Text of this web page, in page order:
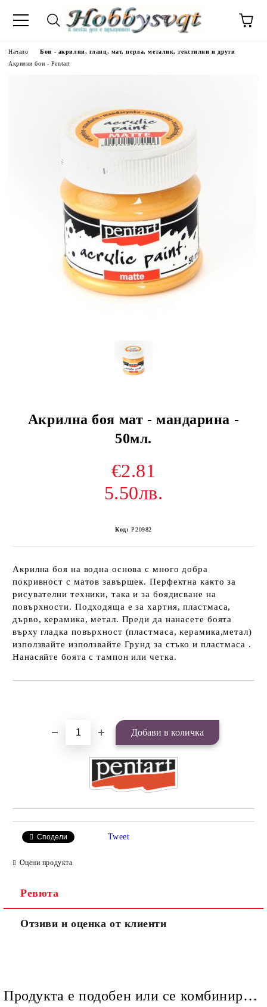
Начало
Бои - акрилни, гланц, мат, перла, металик, текстилни и други
Акрилни бои - Pentart
Акрилна боя мат - мандарина -
50мл.
€2.81
5.50лв.
Код: P20982
Акрилна боя на водна основа с много добра
покривност с матов завършек. Перфектна както за
рисувателни техники, така и за боядисване на
повърхности. Подходяща е за хартия, пластмаса,
дърво, керамика, метал. Преди да нанасете боята
върху гладка повърхност (пластмаса, керамика,метал)
използвайте използвайте Грунд за стъко и пластмаса .
Нанасяйте боята с тампон или четка.
Сподели Tweet
Оцени продукта
Ревюта
Отзиви и оценка от клиенти
Продукта е подобен или се комбинира добре и със следните продукти :